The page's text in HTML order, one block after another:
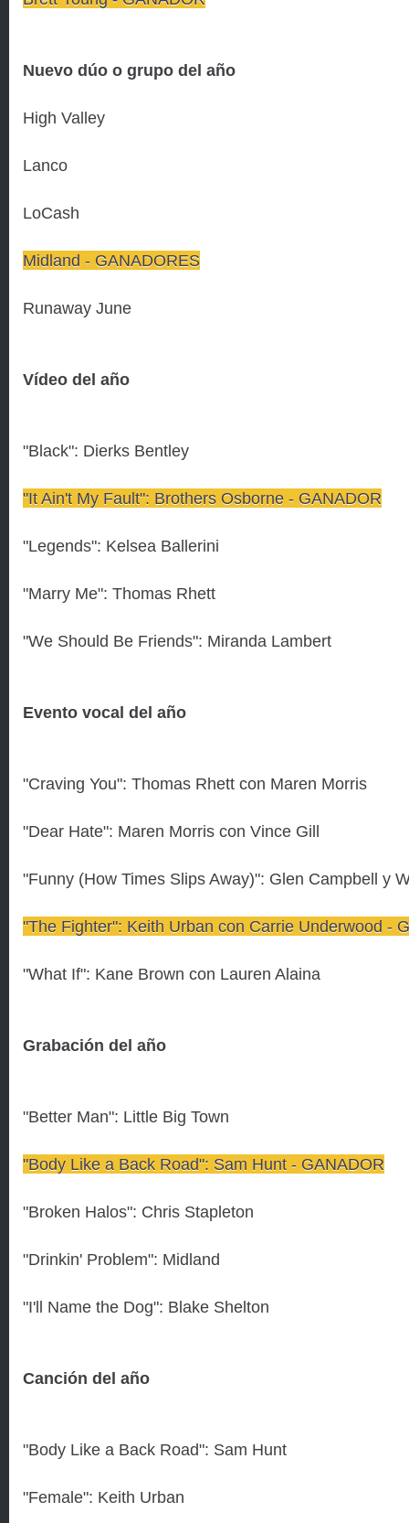
Nuevo dúo o grupo del año
High Valley
Lanco
LoCash
Midland - GANADORES
Runaway June
Vídeo del año
"Black": Dierks Bentley
"It Ain't My Fault": Brothers Osborne - GANADOR
"Legends": Kelsea Ballerini
"Marry Me": Thomas Rhett
"We Should Be Friends": Miranda Lambert
Evento vocal del año
"Craving You": Thomas Rhett con Maren Morris
"Dear Hate": Maren Morris con Vince Gill
"Funny (How Times Slips Away)": Glen Campbell y
"The Fighter": Keith Urban con Carrie Underwood -
"What If": Kane Brown con Lauren Alaina
Grabación del año
"Better Man": Little Big Town
"Body Like a Back Road": Sam Hunt - GANADOR
"Broken Halos": Chris Stapleton
"Drinkin' Problem": Midland
"I'll Name the Dog": Blake Shelton
Canción del año
"Body Like a Back Road": Sam Hunt
"Female": Keith Urban